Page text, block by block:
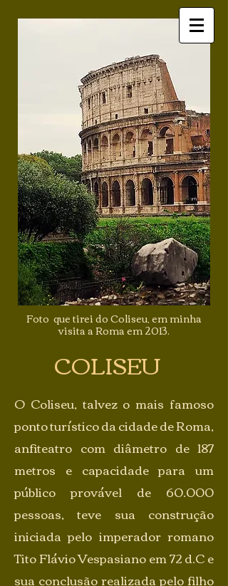
Foto que tirei do Coliseu, em minha
visita a Roma em 2013.
COLISEU
O Coliseu, talvez o mais famoso
ponto turístico da cidade de Roma,
anfiteatro com diâmetro de 187
metros e capacidade para um
público provável de 60.000
pessoas, teve sua construção
iniciada pelo imperador romano
Tito Flávio Vespasiano em 72 d.C e
sua conclusão realizada pelo filho